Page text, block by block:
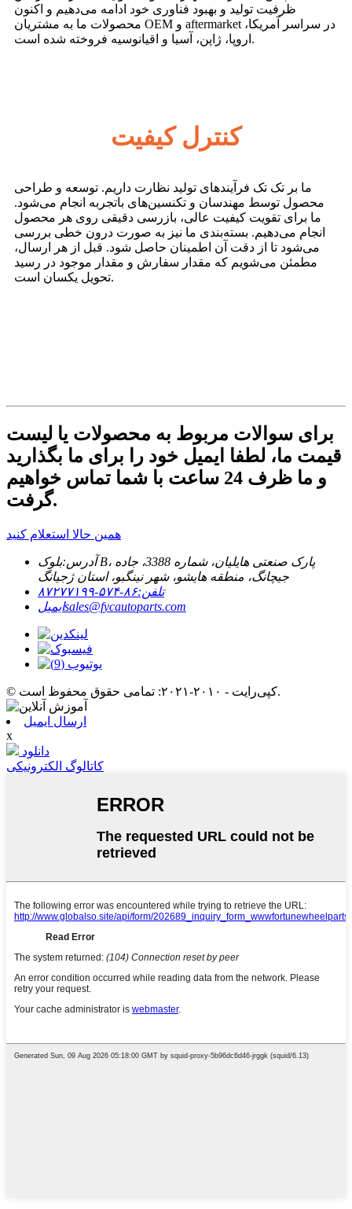
ظرفیت تولید و بهبود فناوری خود ادامه می‌دهیم و اکنون
محصولات ما به مشتریان OEM و aftermarket در سراسر آمریکا،
اروپا، ژاپن، آسیا و اقیانوسیه فروخته شده است.
کنترل کیفیت
ما بر تک تک فرآیندهای تولید نظارت داریم. توسعه و طراحی
محصول توسط مهندسان و تکنسین‌های باتجربه انجام می‌شود.
ما برای تقویت کیفیت عالی، بازرسی دقیقی روی هر محصول
انجام می‌دهیم. بسته‌بندی ما نیز به صورت درون خطی بررسی
می‌شود تا از دقت آن اطمینان حاصل شود. قبل از هر ارسال،
مطمئن می‌شویم که مقدار سفارش و مقدار موجود در رسید
تحویل یکسان است.
برای سوالات مربوط به محصولات یا لیست
قیمت ما، لطفا ایمیل خود را برای ما بگذارید
و ما ظرف 24 ساعت با شما تماس خواهیم
گرفت.
همین حالا استعلام کنید
آدرس:بلوک B، پارک صنعتی هایلیان، شماره 3388، جاده
جیچانگ، منطقه هایشو، شهر نینگبو، استان ژجیانگ
تلفن:۸۶-۵۷۴-۸۷۲۷۷۱۹۹
ایمیلsales@fycautoparts.com
© کپی‌رایت - ۲۰۱۰-۲۰۲۱: تمامی حقوق محفوظ است.
ارسال ایمیل
x
دانلود
کاتالوگ الکترونیکی